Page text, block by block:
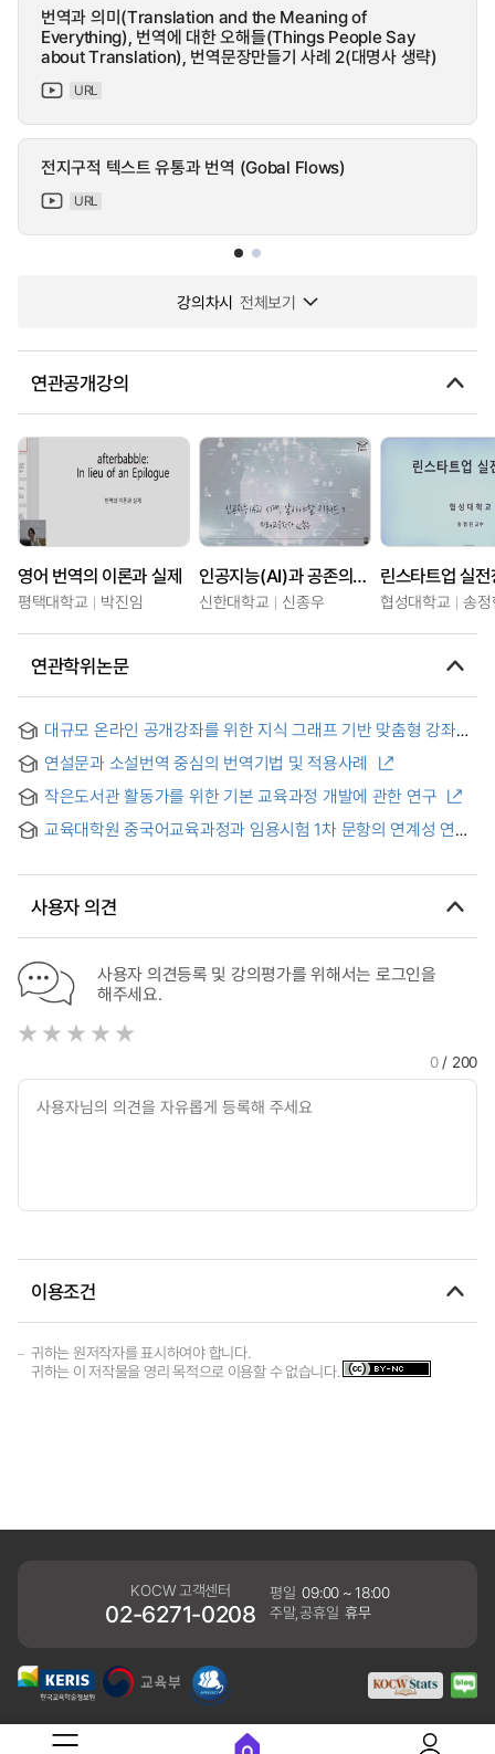
번역과 의미(Translation and the Meaning of
Everything), 번역에 대한 오해들(Things People Say
about Translation), 번역문장만들기 사례 2(대명사 생략)
URL
전지구적 텍스트 유통과 번역 (Gobal Flows)
URL
강의차시 전체보기
연관공개강의
영어 번역의 이론과 실제
평택대학교 박진임
인공지능(AI)과 공존의 시대, 알아야할 키워드
신한대학교 신종우
린스타트업 실
협성대학교 송
연관학위논문
대규모 온라인 공개강좌를 위한 지식 그래프 기반 맞춤형 강좌
recommendation for MOOCs
연설문과 소설번역 중심의 번역기법 및 적용사례
작은도서관 활동가를 위한 기본 교육과정 개발에 관한 연구
교육대학원 중국어교육과정과 임용시험 1차 문항의 연계성 연구
사용자 의견
사용자 의견등록 및 강의평가를 위해서는 로그인을
해주세요.
0/ 200
이용조건
귀하는 원저작자를 표시하여야 합니다.
귀하는 이 저작물을 영리 목적으로 이용할 수 없습니다.
KOCW 고객센터
02-6271-0208
평일 09:00 ~ 18:00
주말,공휴일 휴무